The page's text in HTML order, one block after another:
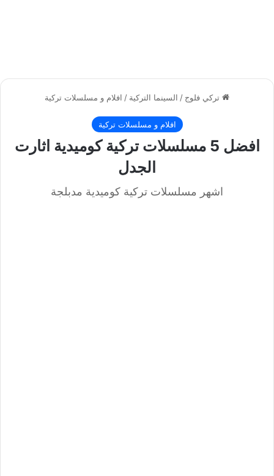
تركي فلوج / السينما التركية / افلام و مسلسلات تركية
افلام و مسلسلات تركية
افضل 5 مسلسلات تركية كوميدية اثارت
الجدل
اشهر مسلسلات تركية كوميدية مدبلجة